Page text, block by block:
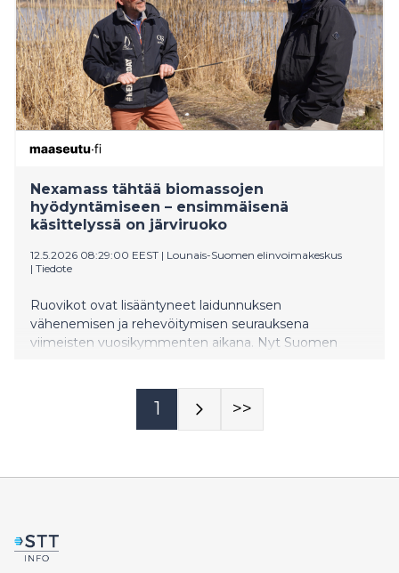
Nexamass tähtää biomassojen
hyödyntämiseen – ensimmäisenä
käsittelyssä on järviruoko
12.5.2026 08:29:00 EEST | Lounais-Suomen elinvoimakeskus
| Tiedote
Ruovikot ovat lisääntyneet laidunnuksen
vähenemisen ja rehevöitymisen seurauksena
viimeisten vuosikymmenten aikana. Nyt Suomen
teollisuuden tarpeisiin.
1 >>